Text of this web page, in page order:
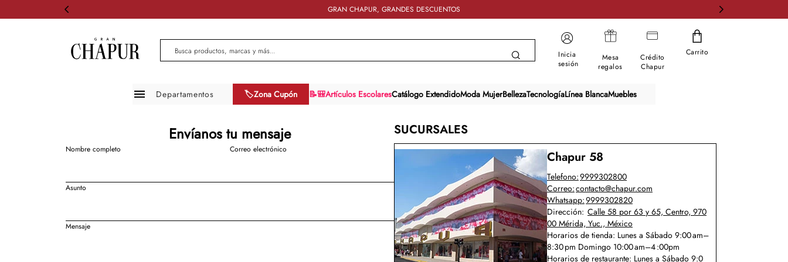
GRAN CHAPUR, GRANDES DESCUENTOS
Busca productos, marcas y más...
Inicia
sesión
Mesa
regalos
Crédito
Chapur
Carrito
Departamentos
Moda hombre
Infantil
🏷️Zona Cupón 📝🎒Artículos EscolaresCatálogo ExtendidoModa MujerBellezaTecnologíaLínea BlancaMuebles
Envíanos tu mensaje
Nombre completo Correo electrónico
Asunto
Mensaje
SUCURSALES
Chapur 58
Telefono:9999302800
Correo:contacto@chapur.com
Whatsapp:9999302820
Dirección: Calle 58 por 63 y 65, Centro, 970
00 Mérida, Yuc., México
Horarios de tienda: Lunes a Sábado 9:00 am–
8:30 pm Domingo 10:00 am–4 :00pm
Horarios de restaurante: Lunes a Sábado 9:0